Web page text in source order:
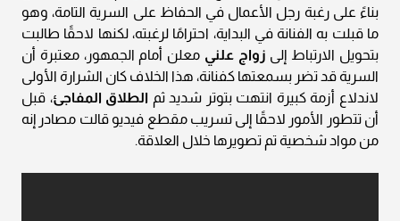
بناءً على رغبة رجل الأعمال في الحفاظ على السرية التامة، وهو
ما قبلت به الفنانة في البداية، احترامًا لرغبته، لكنها لاحقًا طالبت
بتحويل الارتباط إلى زواج علني معلن أمام الجمهور، معتبرة أن
السرية قد تضر بسمعتها كفنانة، هذا الخلاف كان الشرارة الأولى
لاندلاع أزمة كبيرة انتهت بتوتر شديد ثم الطلاق المفاجئ، قبل
أن تتطور الأمور لاحقًا إلى تسريب مقطع فيديو قالت مصادر إنه
من مواد شخصية تم تصويرها خلال العلاقة.